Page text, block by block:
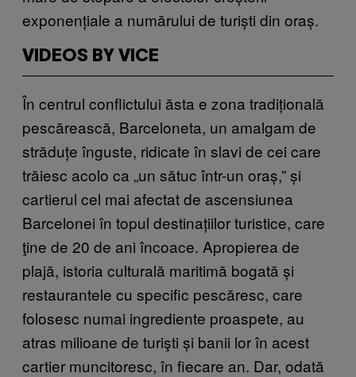
exponențiale a numărului de turiști din oraș.
VIDEOS BY VICE
În centrul conflictului ăsta e zona tradițională
pescărească, Barceloneta, un amalgam de
străduțe înguste, ridicate în slavi de cei care
trăiesc acolo ca „un sătuc într-un oraș,” și
cartierul cel mai afectat de ascensiunea
Barcelonei în topul destinațiilor turistice, care
ţine de 20 de ani încoace. Apropierea de
plajă, istoria culturală maritimă bogată și
restaurantele cu specific pescăresc, care
folosesc numai ingrediente proaspete, au
atras milioane de turişti și banii lor în acest
cartier muncitoresc, în fiecare an. Dar, odată